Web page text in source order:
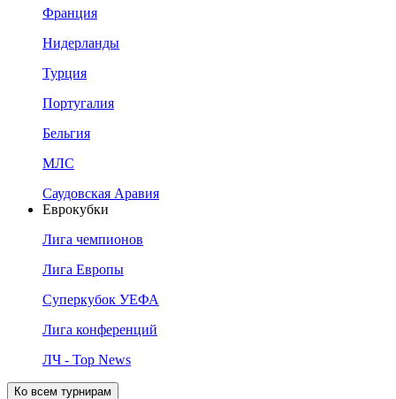
Франция
Нидерланды
Турция
Португалия
Бельгия
МЛС
Саудовская Аравия
Еврокубки
Лига чемпионов
Лига Европы
Суперкубок УЕФА
Лига конференций
ЛЧ - Top News
Ко всем турнирам